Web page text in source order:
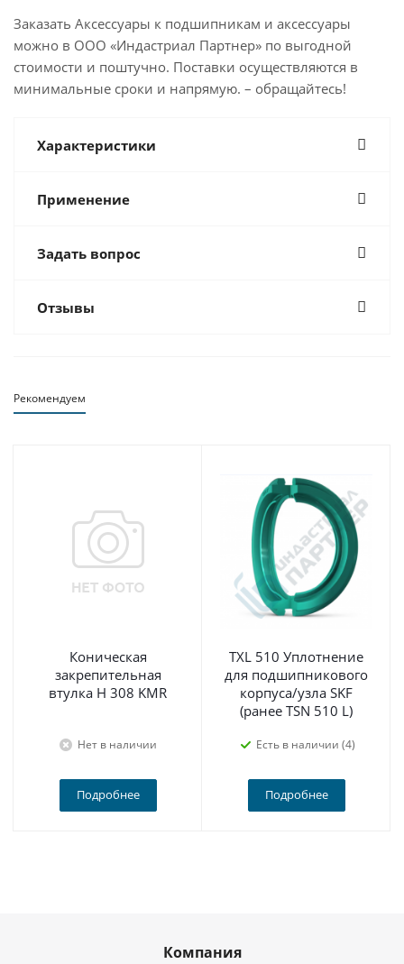
Заказать Аксессуары к подшипникам и аксессуары
можно в ООО «Индастриал Партнер» по выгодной
стоимости и поштучно. Поставки осуществляются в
минимальные сроки и напрямую. – обращайтесь!
Характеристики
Применение
Задать вопрос
Отзывы
Рекомендуем
Коническая
закрепительная
втулка H 308 KMR
Нет в наличии
Подробнее
TXL 510 Уплотнение
для подшипникового
корпуса/узла SKF
(ранее TSN 510 L)
Есть в наличии (4)
Подробнее
Компания